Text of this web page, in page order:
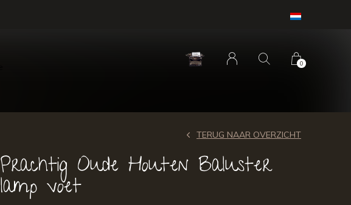
0
Prachtig Oude Houten Baluster
lamp voet
TERUG NAAR OVERZICHT